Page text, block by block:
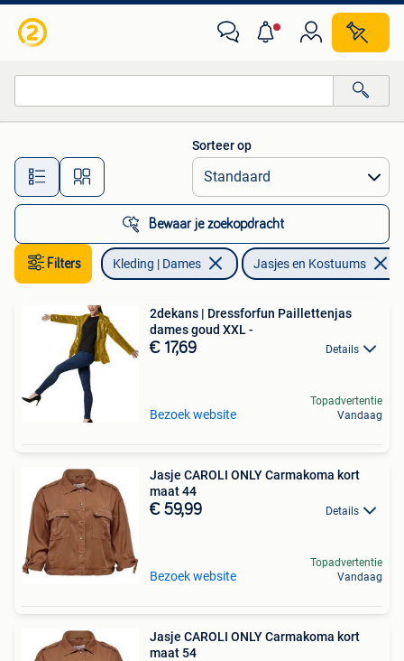
Alle afstanden…
Sorteer op
Bewaar je zoekopdracht
Filters Kleding | Dames Jasjes en Kostuums
2dekans | Dressforfun Paillettenjas
dames goud XXL -
€ 17,69 Details
Bezoek website
Topadvertentie
Vandaag
Jasje CAROLI ONLY Carmakoma kort
maat 44
€ 59,99 Details
Bezoek website
Topadvertentie
Vandaag
Jasje CAROLI ONLY Carmakoma kort
maat 54